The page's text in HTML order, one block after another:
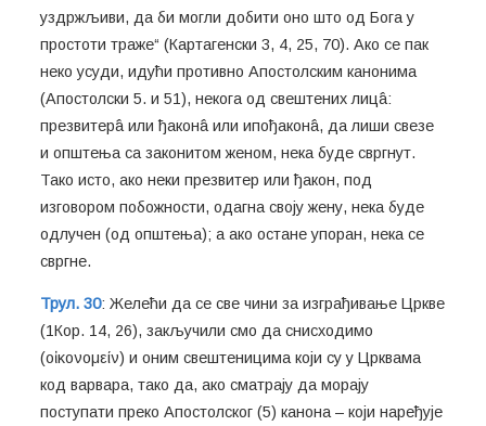
уздржљиви, да би могли добити оно што од Бога у
простоти траже“ (Картагенски 3, 4, 25, 70). Ако се пак
неко усуди, идући противно Апостолским канонима
(Апостолски 5. и 51), некога од свештених лицâ:
презвитерâ или ђаконâ или ипођаконâ, да лиши свезе
и општења са законитом женом, нека буде свргнут.
Тако исто, ако неки презвитер или ђакон, под
изговором побожности, одагна своју жену, нека буде
одлучен (од општења); а ако остане упоран, нека се
свргне.
Трул. 30: Желећи да се све чини за изграђивање Цркве
(1Кор. 14, 26), закључили смо да снисходимо
(οἰκονομείν) и оним свештеницима који су у Црквама
код варвара, тако да, ако сматрају да морају
поступати преко Апостолског (5) канона – који наређује